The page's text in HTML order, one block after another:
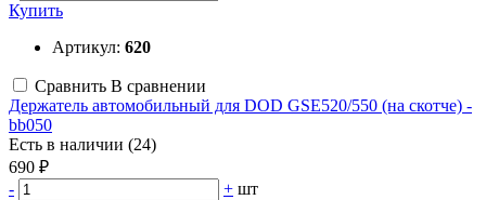
Купить
Артикул: 620
Сравнить В сравнении
Держатель автомобильный для DOD GSE520/550 (на скотче) -
bb050
Есть в наличии (24)
690 ₽
-
+ шт